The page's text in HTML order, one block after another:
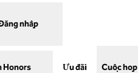
nhập
Honors Ưu đãi Cuộc